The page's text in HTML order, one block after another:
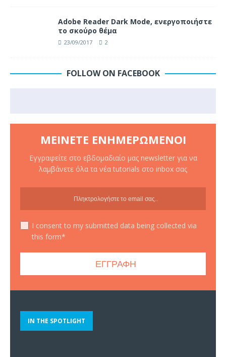
Adobe Reader Dark Mode, ενεργοποιήστε
το σκούρο θέμα
23/09/2017 2
FOLLOW ON FACEBOOK
ΜΕΊΝΕΤΕ ΕΝΗΜΕΡΩΜΈΝΟΙ
Εγγραφείτε στο εβδομαδιαίο μας newsletter για να
λαμβάνετε όλα τα νέα tutorials στο inbox σας
I consent to my submitted data being collected via
this form*
IN THE SPOTLIGHT